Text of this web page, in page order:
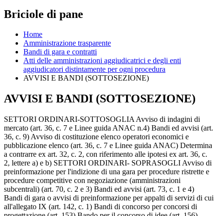
Briciole di pane
Home
Amministrazione trasparente
Bandi di gara e contratti
Atti delle amministrazioni aggiudicatrici e degli enti
aggiudicatori distintamente per ogni procedura
AVVISI E BANDI (SOTTOSEZIONE)
AVVISI E BANDI (SOTTOSEZIONE)
SETTORI ORDINARI-SOTTOSOGLIA Avviso di indagini di
mercato (art. 36, c. 7 e Linee guida ANAC n.4) Bandi ed avvisi (art.
36, c. 9) Avviso di costituzione elenco operatori economici e
pubblicazione elenco (art. 36, c. 7 e Linee guida ANAC) Determina
a contrarre ex art. 32, c. 2, con riferimento alle ipotesi ex art. 36, c.
2, lettere a) e b) SETTORI ORDINARI- SOPRASOGLI Avviso di
preinformazione per l'indizione di una gara per procedure ristrette e
procedure competitive con negoziazione (amministrazioni
subcentrali) (art. 70, c. 2 e 3) Bandi ed avvisi (art. 73, c. 1 e 4)
Bandi di gara o avvisi di preinformazione per appalti di servizi di cui
all'allegato IX (art. 142, c. 1) Bandi di concorso per concorsi di